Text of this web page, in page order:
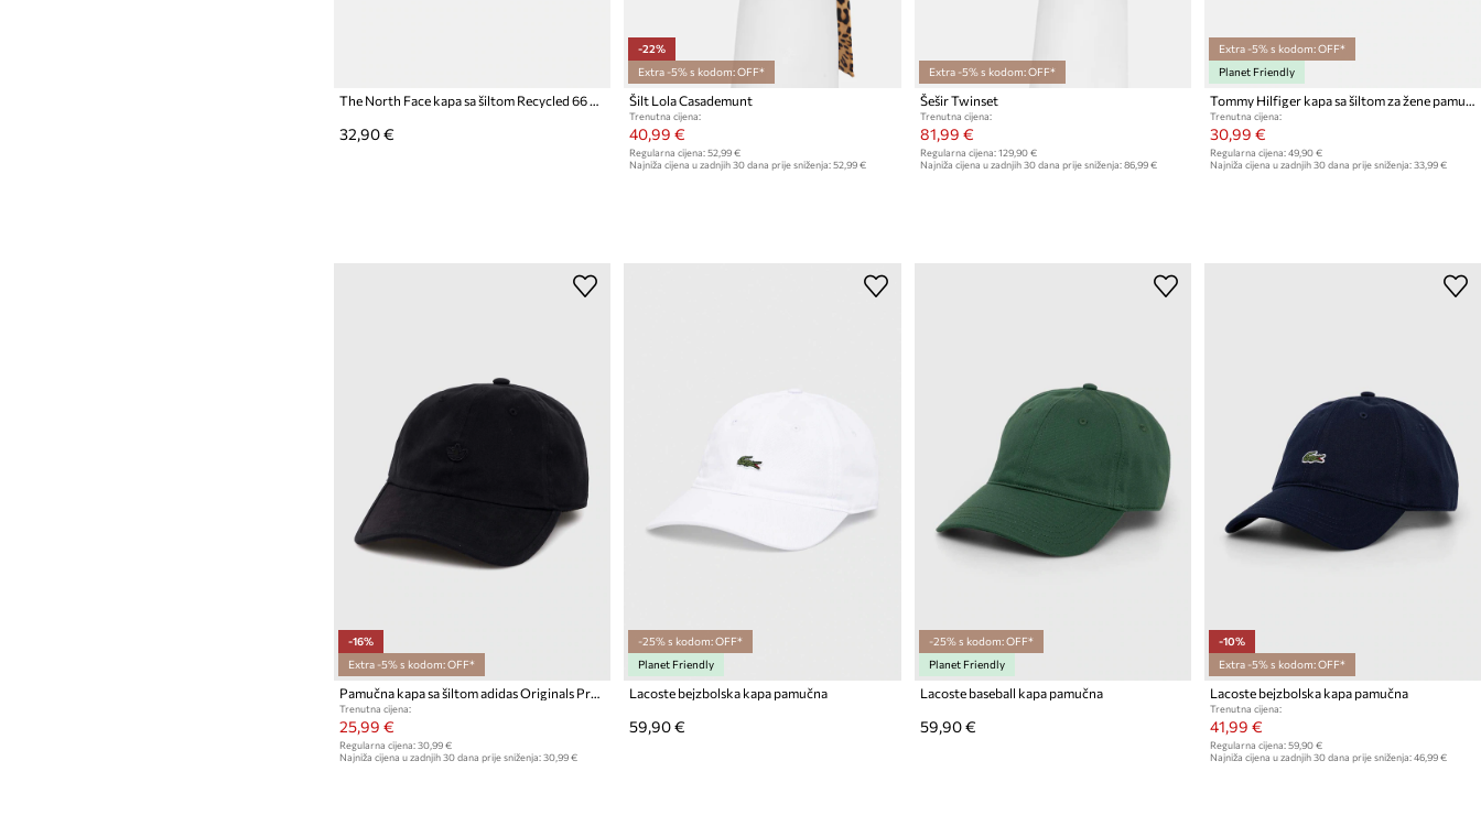
The North Face kapa sa šiltom Recycled 66 Classic
32,90 €
-22%
Extra -5% s kodom: OFF*
Šilt Lola Casademunt
Trenutna cijena:
40,99 €
Regularna cijena: 52,99 €
Najniža cijena u zadnjih 30 dana prije sniženja: 52,99 €
Extra -5% s kodom: OFF*
Šešir Twinset
Trenutna cijena:
81,99 €
Regularna cijena: 129,90 €
Najniža cijena u zadnjih 30 dana prije sniženja: 86,99 €
Extra -5% s kodom: OFF*
Planet Friendly
Tommy Hilfiger kapa sa šiltom za žene pamučna
Trenutna cijena:
30,99 €
Regularna cijena: 49,90 €
Najniža cijena u zadnjih 30 dana prije sniženja: 33,99 €
-16%
Extra -5% s kodom: OFF*
Pamučna kapa sa šiltom adidas Originals Premium Essentials Dad Cap
Trenutna cijena:
25,99 €
Regularna cijena: 30,99 €
Najniža cijena u zadnjih 30 dana prije sniženja: 30,99 €
-25% s kodom: OFF*
Planet Friendly
Lacoste bejzbolska kapa pamučna
59,90 €
-25% s kodom: OFF*
Planet Friendly
Lacoste baseball kapa pamučna
59,90 €
-10%
Extra -5% s kodom: OFF*
Lacoste bejzbolska kapa pamučna
Trenutna cijena:
41,99 €
Regularna cijena: 59,90 €
Najniža cijena u zadnjih 30 dana prije sniženja: 46,99 €